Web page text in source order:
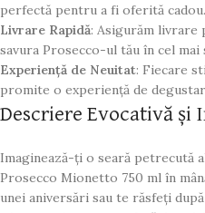
perfectă pentru a fi oferită cadou.
Livrare Rapidă: Asigurăm livrare
savura Prosecco-ul tău în cel
Experiență de Neuitat: Fiecare
promite o experiență de
Descriere Evocativă și
Imaginează-ți o seară petrecută
Prosecco Mionetto 750 ml în
unei aniversări sau te răsfeți